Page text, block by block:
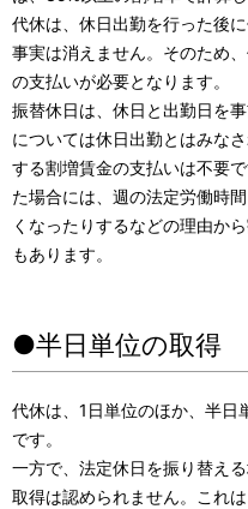
代休は、休日出勤を行った後
事実は消えません。そのため
の支払いが必要となります。
振替休日は、休日と出勤日を
については休日出勤とはみな
する割増賃金の支払いは不要
た場合には、週の法定労働時
くなったりするなどの理由か
もあります。
●半日単位の取得
代休は、1日単位のほか、半日
です。
一方で、法定休日を振り替え
取得は認められません。これ